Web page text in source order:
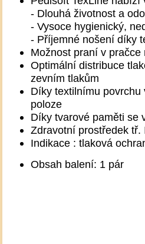
- Dlouhá životnost a
- Vysoce hygienický,
- Příjemné nošení díky
Možnost praní v pračce
Optimální distribuce
zevním tlakům
Díky textilnímu
poloze
Díky tvarové paměti se
Zdravotní prostředek tř.
Indikace : tlaková
Obsah balení: 1 pár